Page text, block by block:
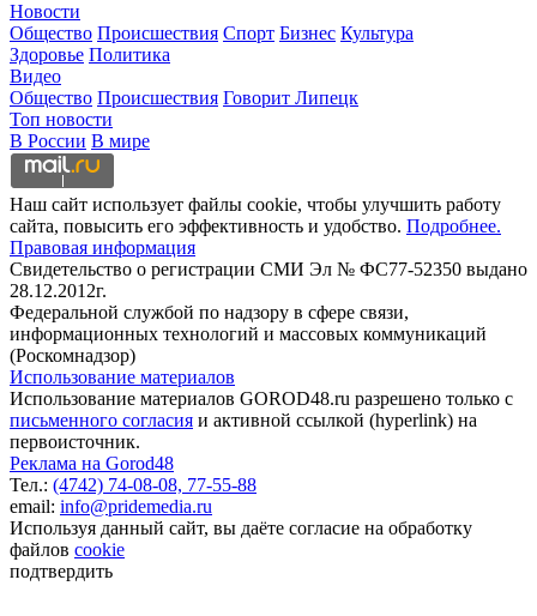
Новости
Общество Происшествия Спорт Бизнес Культура
Здоровье Политика
Видео
Общество Происшествия Говорит Липецк
Топ новости
В России В мире
Наш сайт использует файлы cookie, чтобы улучшить работу
сайта, повысить его эффективность и удобство. Подробнее.
Правовая информация
Свидетельство о регистрации СМИ Эл № ФС77-52350 выдано
28.12.2012г.
Федеральной службой по надзору в сфере связи,
информационных технологий и массовых коммуникаций
(Роскомнадзор)
Использование материалов
Использование материалов GOROD48.ru разрешено только с
письменного согласия и активной ссылкой (hyperlink) на
первоисточник.
Реклама на Gorod48
Тел.: (4742) 74-08-08, 77-55-88
email: info@pridemedia.ru
Используя данный сайт, вы даёте согласие на обработку
файлов cookie
подтвердить